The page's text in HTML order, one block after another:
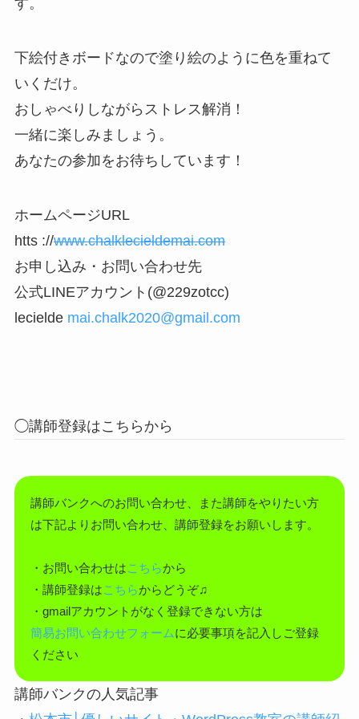
す。
下絵付きボードなので塗り絵のように色を重ねて
いくだけ。
おしゃべりしながらストレス解消！
一緒に楽しみましょう。
あなたの参加をお待ちしています！
ホームページURL
htts ://www.chalklecieldemai.com
お申し込み・お問い合わせ先
公式LINEアカウント(@229zotcc)
lecielde mai.chalk2020@gmail.com
◯講師登録はこちらから
講師バンクへのお問い合わせ、また講師をやりたい方
は下記よりお問い合わせ、講師登録をお願いします。
・お問い合わせはこちらから
・講師登録はこちらからどうぞ♫
・gmailアカウントがなく登録できない方は
簡易お問い合わせフォームに必要事項を記入しご登録
ください
講師バンクの人気記事